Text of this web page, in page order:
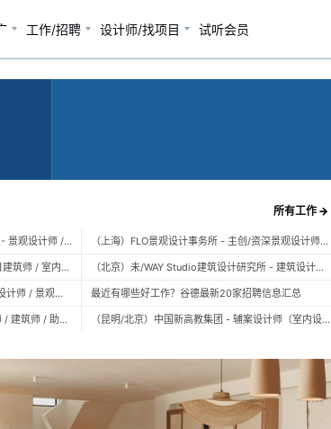
内与设计
工作/招聘 设计师/找项目 试听会员
所有工作 →
（广州）风物营造 LANDTEK GROUP - 景观设计师 / 植物设计师 / 品牌运营 / 实习生
（上海）空间里建筑设计事务所 – 项目建筑师 / 室内设计师 / 实习生（建筑/室内）
（上海）TOPO Design Group - 景观设计师 / 景观后期设计师 / 景观实习生
（北京）大屿建筑事务所 - 项目建筑师 / 建筑师 / 助理建筑师 / 实习建筑师
（上海）FLO景观设计事务所 - 主创/资深景观设计师 / 景观设计师 / 设计实习生 / 商务行政助理 / 助理施工图设计师
（北京）未/WAY Studio建筑设计研究所 - 建筑设计师 / 助理设计师/初级设计师 / 实习生 / 办公室行政与商务助理
最近有哪些好工作？谷德最新20家招聘信息汇总
（昆明/北京）中国新高教集团 - 辅案设计师（室内设计） / 辅案设计师（景观设计）/ 生活空间组长/教学空间组长 / 平面设计高级经理 / 展陈设计高级经理